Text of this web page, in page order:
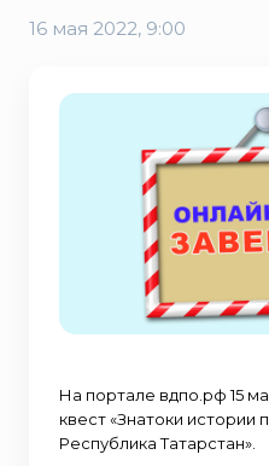
16 мая 2022, 9:00
На портале вдпо.рф 15
квест «Знатоки истории
Республика Татарстан».